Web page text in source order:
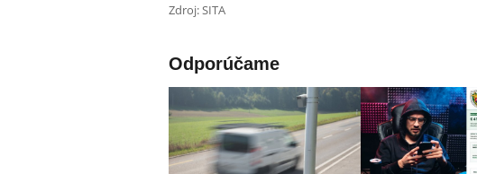
Zdroj: SITA
Odporúčame